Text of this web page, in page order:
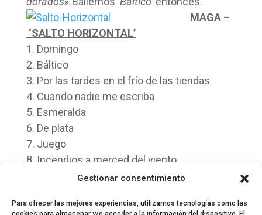
Gestionar consentimiento
Para ofrecer las mejores experiencias, utilizamos tecnologías como las
MAGA –
‘SALTO HORIZONTAL’
1. Domingo
2. Báltico
3. Por las tardes en el frío de las tiendas
4. Cuando nadie me escriba
5. Esmeralda
6. De plata
7. Juego
8. Incendios a merced del viento
9. La casa en el número 3